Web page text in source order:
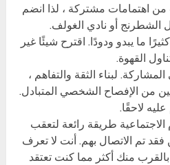
من اهتمامات مشتركة ، لذا انضم
الشطرنج أو نادي الغولف.
ما يبدو ودودًا. اقترح شيئًا غير
القهوة.
لبناء الثقة والتفاهم ،
من الإفصاح الشخصي المتبادل.
لاحقًا.
الاجتماعية طريقة رائعة لتعقب
فقد تم الاتصال بهم. أنت لا تعرف
بالقرب منك أكثر مما كنت تعتقد